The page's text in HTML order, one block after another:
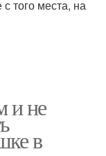
того места, на
и не
в